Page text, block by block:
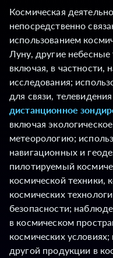
Космическая
непосредственно
использованием
Луну, другие небесные
включая, в частности,
исследования;
для связи,
дистанционное
включая
метеорологию;
навигационных и
пилотируемый
космической техники,
космических
безопасности;
в космическом
космических
другой продукции в